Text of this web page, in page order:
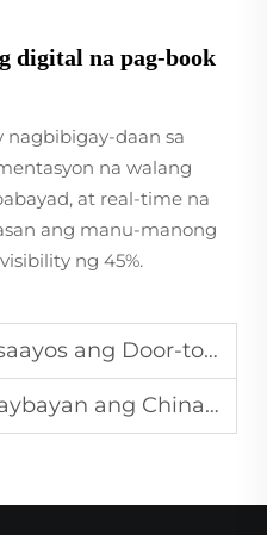
digital na pag-book
daan sa
na walang
at real-time na
ang manu-manong
ng 45%.
na Pagpapadala mula sa Tsina patungo sa Europa?
to USA Air Freight sa Real Time?